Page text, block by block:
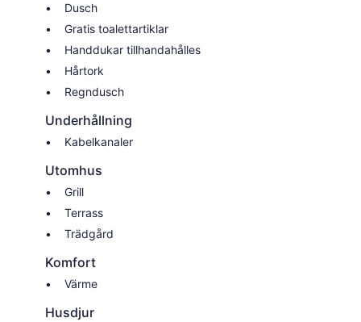
Dusch
Gratis toalettartiklar
Handdukar tillhandahålles
Hårtork
Regndusch
Underhållning
Kabelkanaler
Utomhus
Grill
Terrass
Trädgård
Komfort
Värme
Husdjur